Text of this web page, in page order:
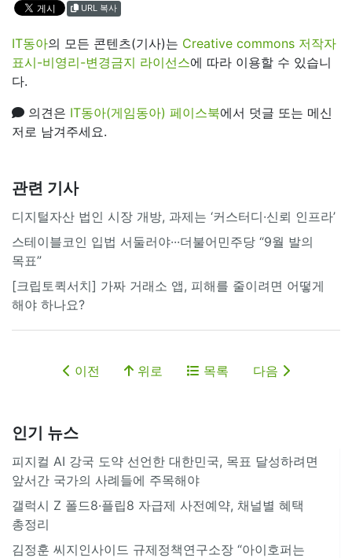
URL 복사
IT동아의 모든 콘텐츠(기사)는 Creative commons 저작자
표시-비영리-변경금지 라이선스에 따라 이용할 수 있습니
다.
의견은 IT동아(게임동아) 페이스북에서 덧글 또는 메신
저로 남겨주세요.
관련 기사
디지털자산 법인 시장 개방, 과제는 ‘커스터디·신뢰 인프라’
스테이블코인 입법 서둘러야···더불어민주당 “9월 발의
목표”
[크립토퀵서치] 가짜 거래소 앱, 피해를 줄이려면 어떻게
해야 하나요?
이전 위로 목록 다음
인기 뉴스
피지컬 AI 강국 도약 선언한 대한민국, 목표 달성하려면
앞서간 국가의 사례들에 주목해야
갤럭시 Z 폴드8·플립8 자급제 사전예약, 채널별 혜택
총정리
김정훈 씨지인사이드 규제정책연구소장 “아이호퍼는